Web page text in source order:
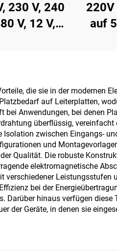
230 V, 240
V, 12 V,
auf
die sie in der modernen
auf Leiterplatten,
Anwendungen, bei denen
überflüssig,
zwischen Eingangs-
und
Qualität. Die robuste
elektromagnetische
verschiedener
bei der
Darüber hinaus verfügen
der Geräte, in denen sie